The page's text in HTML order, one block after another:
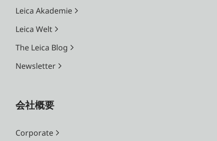
Leica Akademie
Leica Welt
The Leica Blog
Newsletter
会社概要
Corporate